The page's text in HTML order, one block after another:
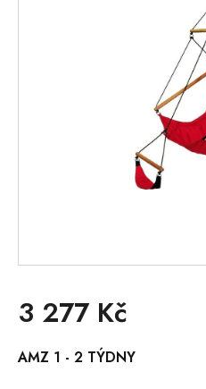
3 277 Kč
Měrná
cena:
AMZ 1 - 2 TÝDNY